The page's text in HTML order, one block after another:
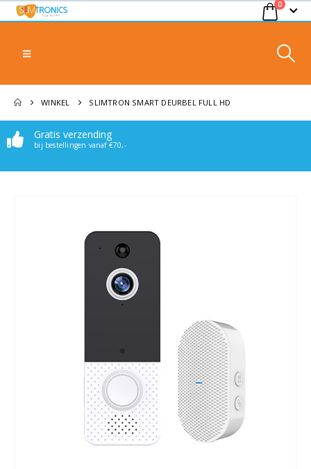
0
WINKEL SLIMTRON SMART DEURBEL FULL HD
Gratis verzending
bij bestellingen vanaf €70,-
Makkelijk bereikbaar
Stuur een mail of whatsappje